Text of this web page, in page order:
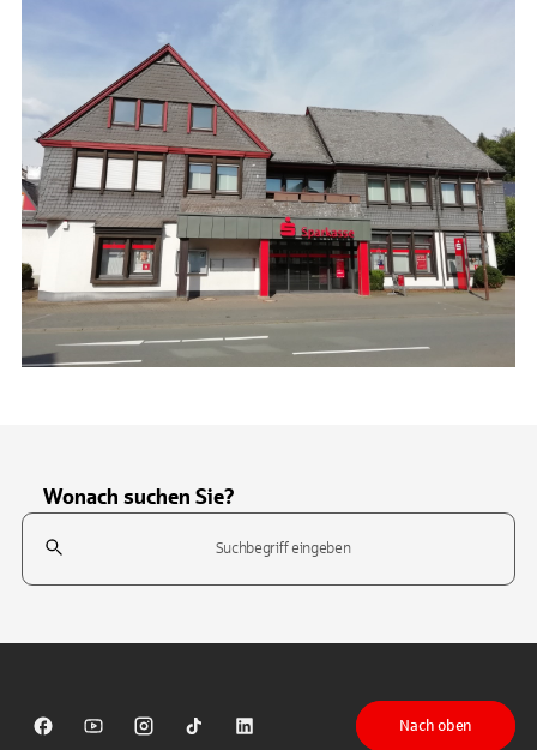
Wonach suchen Sie?
Suchfeld
Sparkasse auf Facebook
Sparkasse auf Youtube
Sparkasse auf Instagram
Sparkasse auf TikTok
Sparkasse auf LinkedIn
Nach oben